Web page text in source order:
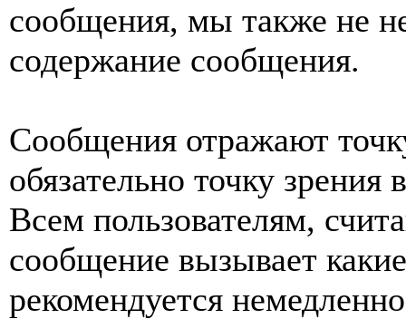
сообщения, мы также не
содержание сообщения.
Сообщения отражают
обязательно точку
Всем пользователям,
сообщение вызывает
рекомендуется